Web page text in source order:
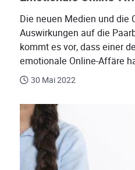
Die neuen Medien und die
Auswirkungen auf die
kommt es vor, dass einer
emotionale Online-Affäre
30 Mai 2022